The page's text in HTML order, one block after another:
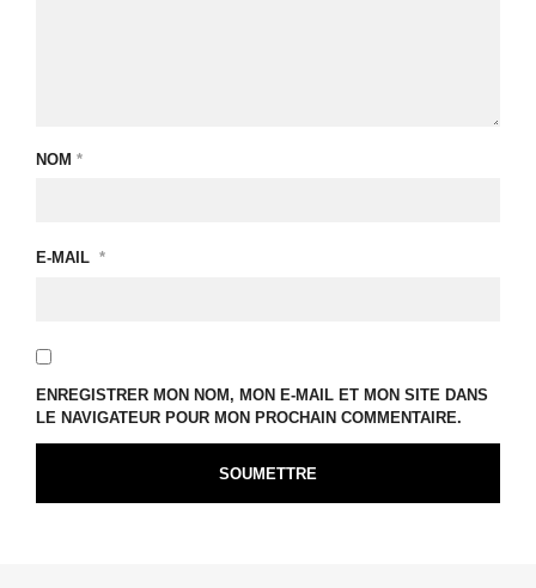
NOM *
E-MAIL *
ENREGISTRER MON NOM, MON E-MAIL ET MON SITE DANS
LE NAVIGATEUR POUR MON PROCHAIN COMMENTAIRE.